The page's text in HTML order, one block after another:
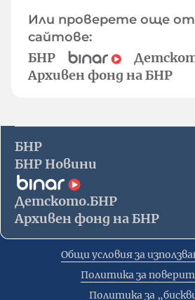
Или проверете още
сайтове:
БНР
Архивен фонд на БНР
БНР
БНР Новини
Детското.БНР
Архивен фонд на БНР
Общи условия за
Политика за
Политика за